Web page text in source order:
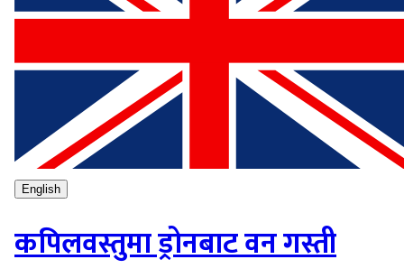
English
कपिलवस्तुमा ड्रोनबाट वन गस्ती